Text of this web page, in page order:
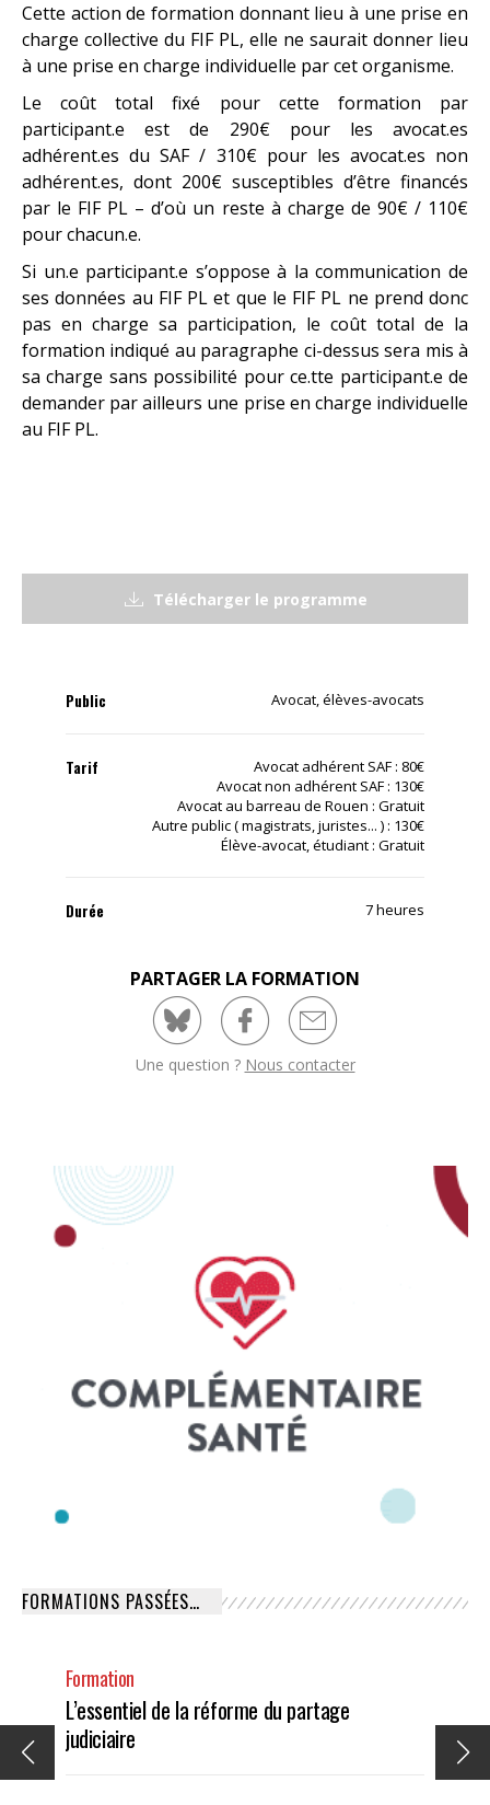
Cette action de formation donnant lieu à une prise en
charge collective du FIF PL, elle ne saurait donner lieu
à une prise en charge individuelle par cet organisme.
Le coût total fixé pour cette formation par
participant.e est de 290€ pour les avocat.es
adhérent.es du SAF / 310€ pour les avocat.es non
adhérent.es, dont 200€ susceptibles d’être financés
par le FIF PL – d’où un reste à charge de 90€ / 110€
pour chacun.e.
Si un.e participant.e s’oppose à la communication de
ses données au FIF PL et que le FIF PL ne prend donc
pas en charge sa participation, le coût total de la
formation indiqué au paragraphe ci-dessus sera mis à
sa charge sans possibilité pour ce.tte participant.e de
demander par ailleurs une prise en charge individuelle
au FIF PL.
Télécharger le programme
Public Avocat, élèves-avocats
Tarif
Avocat adhérent SAF : 80€
Avocat non adhérent SAF : 130€
Avocat au barreau de Rouen : Gratuit
Autre public ( magistrats, juristes... ) : 130€
Élève-avocat, étudiant : Gratuit
Durée 7 heures
PARTAGER LA FORMATION
Une question ? Nous contacter
FORMATIONS PASSÉES…
Formation
L’essentiel de la réforme du partage
judiciaire